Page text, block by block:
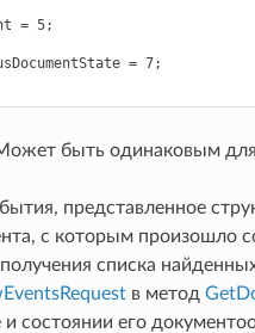
= 5;
= 7;
быть одинаковым
представленное
с которым произошло
списка
в метод
состоянии его